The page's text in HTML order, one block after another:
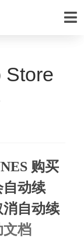
Store
购买
自动续
自动续
文档